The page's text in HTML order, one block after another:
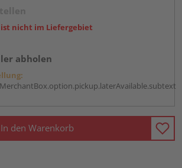
nicht im Liefergebiet
abholen
In den Warenkorb